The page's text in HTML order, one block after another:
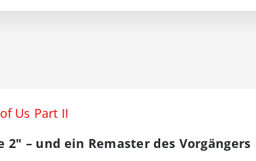
Us Part II
2" – und ein Remaster des Vorgängers